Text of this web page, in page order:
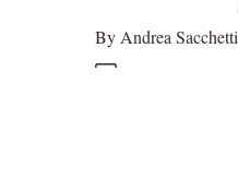
By Andrea Sacchetti